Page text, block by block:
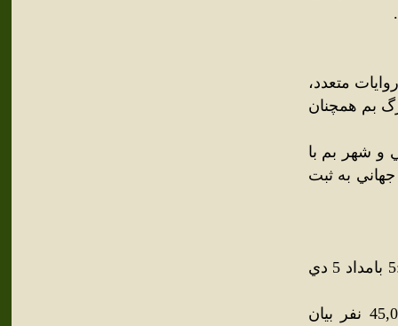
متعدد،
بم همچنان
فهرست آثار ملي و شهر بم با
آثار ميراث جهاني به ثبت
زمين‌لرزه بم، زمين‌لرزه‌اي بود به شدت 6,6 ريشتر که در ساعت 5:26 بامداد 5 دي
کشته‌شدگان اين زمين‌لرزه در آمارهاي مختلف، بين 25,000 تا 45,000 نفر بيان